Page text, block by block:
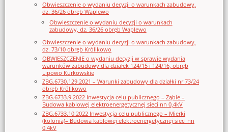
Obwieszczenie o wydaniu decyzji o warunkach zabudowy,
dz. 36/26 obręb Waplewo
Obwieszczenie o wydaniu decyzji o warunkach
zabudowy, dz. 36/26 obręb Waplewo
Obwieszczenie o wydaniu decyzji o warunkach zabudowy,
dz. 73/10 obręb Królikowo
OBWIESZCZENIE o wydaniu decyzji w sprawie wydania
warunków zabudowy dla działek 124/15 i 124/16, obręb
Lipowo Kurkowskie
ZBG.6730.129.2021 – Warunki zabudowy dla działki nr 73/24
obręb Królikowo
ZBG.6733.9.2022 Inwestycja celu publicznego – Ząbie –
Budowa kablowej elektroenergetycznej sieci nn 0,4kV
ZBG.6733.10.2022 Inwestycja celu publicznego – Mierki
(kolonia)– Budowa kablowej elektroenergetycznej sieci nn
0,4kV